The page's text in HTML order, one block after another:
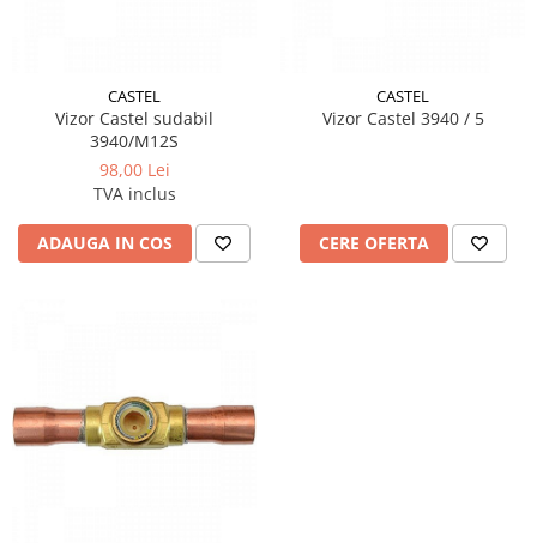
CASTEL
Vizor Castel sudabil
3940/M12S
98,00 Lei
TVA inclus
ADAUGA IN COS
CASTEL
Vizor Castel 3940 / 5
CERE OFERTA